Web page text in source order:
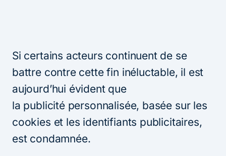
Si certains acteurs continuent de se
battre contre cette fin inéluctable, il est
aujourd’hui évident que
la publicité personnalisée, basée sur les
cookies et les identifiants publicitaires,
est condamnée.